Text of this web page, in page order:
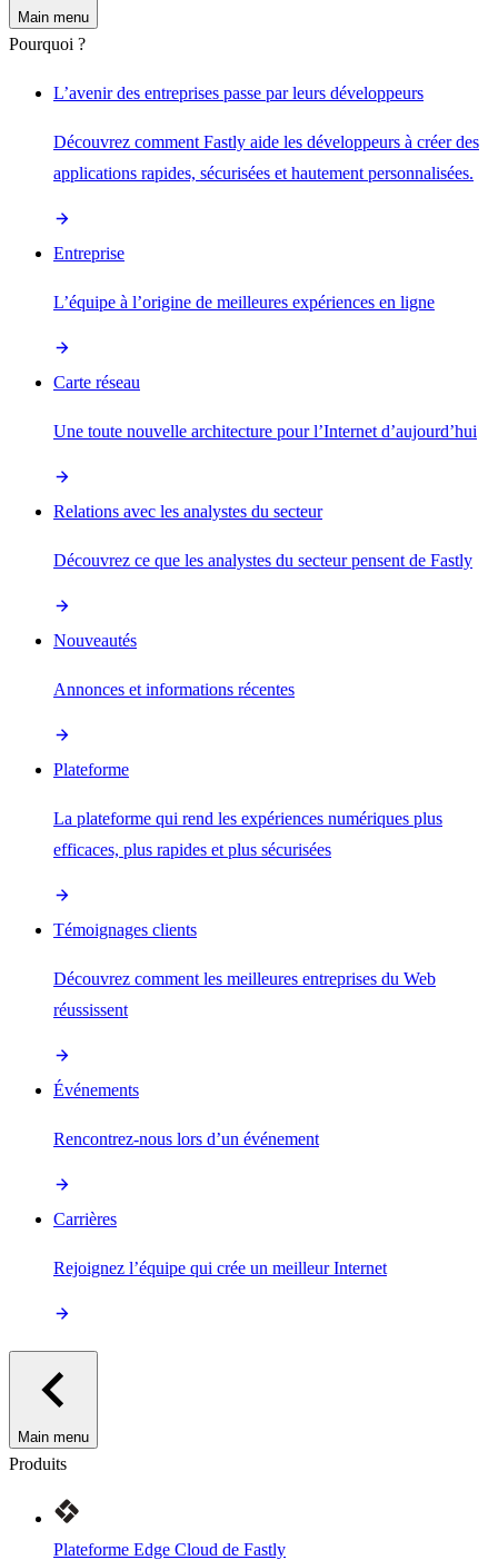
Main menu
Pourquoi ?
L’avenir des entreprises passe par leurs développeurs
Découvrez comment Fastly aide les développeurs à créer des
applications rapides, sécurisées et hautement personnalisées.
Entreprise
L’équipe à l’origine de meilleures expériences en ligne
Carte réseau
Une toute nouvelle architecture pour l’Internet d’aujourd’hui
Relations avec les analystes du secteur
Découvrez ce que les analystes du secteur pensent de Fastly
Nouveautés
Annonces et informations récentes
Plateforme
La plateforme qui rend les expériences numériques plus
efficaces, plus rapides et plus sécurisées
Témoignages clients
Découvrez comment les meilleures entreprises du Web
réussissent
Événements
Rencontrez-nous lors d’un événement
Carrières
Rejoignez l’équipe qui crée un meilleur Internet
Main menu
Produits
Plateforme Edge Cloud de Fastly